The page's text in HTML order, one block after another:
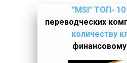
"MSI" ТОП- 10
переводческих
количеству